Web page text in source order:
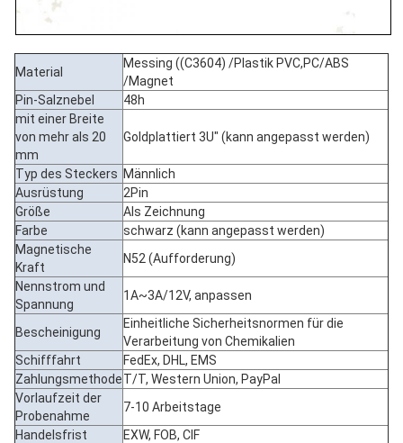
Material
Messing ((C3604) /Plastik PVC,PC/ABS
/Magnet
Pin-Salznebel
48h
mit einer Breite
von mehr als 20
mm
Goldplattiert 3U" (kann angepasst werden)
Typ des Steckers Männlich
Ausrüstung
2Pin
Größe
Als Zeichnung
Farbe
schwarz (kann angepasst werden)
Magnetische
Kraft
N52 (Aufforderung)
Nennstrom und
Spannung
1A~3A/12V, anpassen
Bescheinigung
Einheitliche Sicherheitsnormen für die
Verarbeitung von Chemikalien
Schifffahrt
FedEx, DHL, EMS
ZahlungsmethodeT/T, Western Union, PayPal
Vorlaufzeit der
Probenahme
7-10 Arbeitstage
Handelsfrist
EXW, FOB, CIF